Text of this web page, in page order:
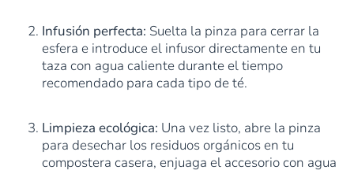
Infusión perfecta: Suelta la pinza para cerrar la
esfera e introduce el infusor directamente en tu
taza con agua caliente durante el tiempo
recomendado para cada tipo de té.
Limpieza ecológica: Una vez listo, abre la pinza
para desechar los residuos orgánicos en tu
compostera casera, enjuaga el accesorio con agua